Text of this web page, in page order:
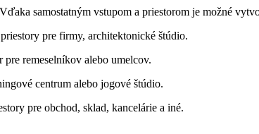
Vďaka samostatným vstupom a priestorom je možné
pre firmy, architektonické štúdio.
remeselníkov alebo umelcov.
centrum alebo jogové štúdio.
pre obchod, sklad, kancelárie a iné.